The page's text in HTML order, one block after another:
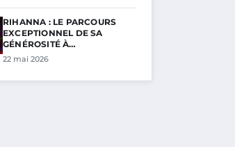
RIHANNA : LE PARCOURS
EXCEPTIONNEL DE SA
GÉNÉROSITÉ À…
22 mai 2026